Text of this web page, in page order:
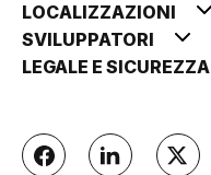
LOCALIZZAZIONI
SVILUPPATORI
LEGALE E SICUREZZA